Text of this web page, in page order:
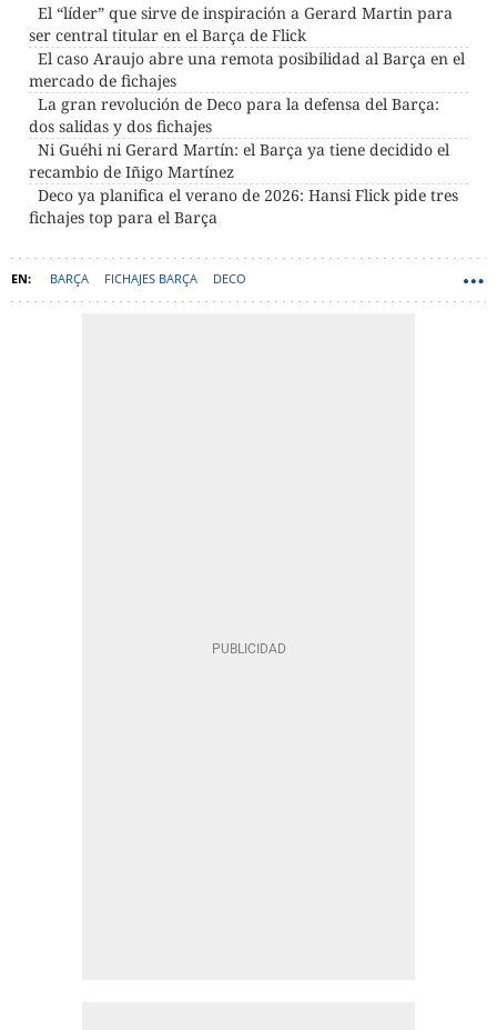
El “líder” que sirve de inspiración a Gerard Martin para
ser central titular en el Barça de Flick
El caso Araujo abre una remota posibilidad al Barça en el
mercado de fichajes
La gran revolución de Deco para la defensa del Barça:
dos salidas y dos fichajes
Ni Guéhi ni Gerard Martín: el Barça ya tiene decidido el
recambio de Iñigo Martínez
Deco ya planifica el verano de 2026: Hansi Flick pide tres
fichajes top para el Barça
BARÇA FICHAJES BARÇA DECO